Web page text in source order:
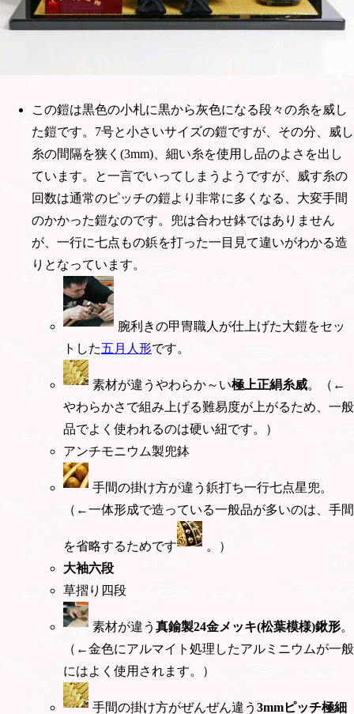
この鎧は黒色の小札に黒から灰色になる段々の糸を威し
た鎧です。7号と小さいサイズの鎧ですが、その分、威し
糸の間隔を狭く(3mm)、細い糸を使用し品のよさを出し
ています。と一言でいってしまうようですが、威す糸の
回数は通常のピッチの鎧より非常に多くなる、大変手間
のかかった鎧なのです。兜は合わせ鉢ではありません
が、一行に七点もの鋲を打った一目見て違いがわかる造
りとなっています。
腕利きの甲冑職人が仕上げた大鎧をセッ
トした五月人形です。
素材が違うやわらか～い極上正絹糸威。（←
やわらかさで組み上げる難易度が上がるため、一般
品でよく使われるのは硬い紐です。）
アンチモニウム製兜鉢
手間の掛け方が違う鋲打ち一行七点星兜。
（←一体形成で造っている一般品が多いのは、手間
を省略するためです
。）
大袖六段
草摺り四段
素材が違う 真鍮製24金メッキ(松葉模様)鍬形。
（←金色にアルマイト処理したアルミニウムが一般
にはよく使用されます。）
手間の掛け方がぜんぜん違う 3mmピッチ極細